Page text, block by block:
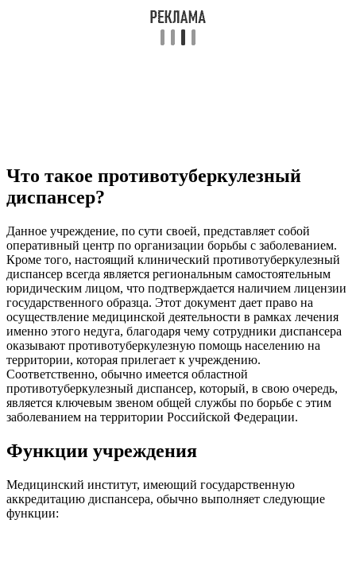
Что такое противотуберкулезный
диспансер?
Данное учреждение, по сути своей, представляет собой
оперативный центр по организации борьбы с заболеванием.
Кроме того, настоящий клинический противотуберкулезный
диспансер всегда является региональным самостоятельным
юридическим лицом, что подтверждается наличием лицензии
государственного образца. Этот документ дает право на
осуществление медицинской деятельности в рамках лечения
именно этого недуга, благодаря чему сотрудники диспансера
оказывают противотуберкулезную помощь населению на
территории, которая прилегает к учреждению.
Соответственно, обычно имеется областной
противотуберкулезный диспансер, который, в свою очередь,
является ключевым звеном общей службы по борьбе с этим
заболеванием на территории Российской Федерации.
Функции учреждения
Медицинский институт, имеющий государственную
аккредитацию диспансера, обычно выполняет следующие
функции: